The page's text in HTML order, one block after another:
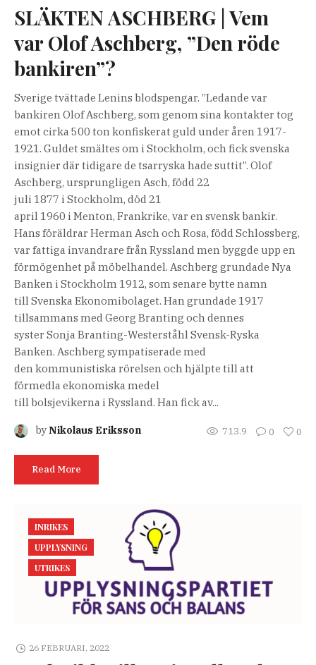
SLÄKTEN ASCHBERG | Vem
var Olof Aschberg, ”Den röde
bankiren”?
Sverige tvättade Lenins blodspengar. ”Ledande var
bankiren Olof Aschberg, som genom sina kontakter tog
emot cirka 500 ton konfiskerat guld under åren 1917-
1921. Guldet smältes om i Stockholm, och fick svenska
insignier där tidigare de tsarryska hade suttit”. Olof
Aschberg, ursprungligen Asch, född 22
juli 1877 i Stockholm, död 21
april 1960 i Menton, Frankrike, var en svensk bankir.
Hans föräldrar Herman Asch och Rosa, född Schlossberg,
var fattiga invandrare från Ryssland men byggde upp en
förmögenhet på möbelhandel. Aschberg grundade Nya
Banken i Stockholm 1912, som senare bytte namn
till Svenska Ekonomibolaget. Han grundade 1917
tillsammans med Georg Branting och dennes
syster Sonja Branting-Westerståhl Svensk-Ryska
Banken. Aschberg sympatiserade med
den kommunistiska rörelsen och hjälpte till att
förmedla ekonomiska medel
till bolsjevikerna i Ryssland. Han fick av...
byNikolaus Eriksson 713.9 0 0
Read More
INRIKES
UPPLYSNING
UTRIKES
26 FEBRUARI, 2022